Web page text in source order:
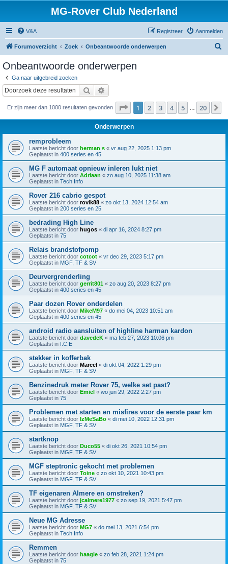
MG-Rover Club Nederland
V&A Aanmelden
Registreer
Forumoverzicht Zoek Onbeantwoorde onderwerpen
Onbeantwoorde onderwerpen
Ga naar uitgebreid zoeken
Zoek
Er zijn meer dan 1000 resultaten gevonden Pagina van 20
1 2 3 4 5 20
Onderwerpen
remprobleem
Laatste bericht door herman s « vr aug 22, 2025 1:13 pm
Geplaatst in 400 series en 45
MG F automaat opnieuw inleren lukt niet
Laatste bericht door Adriaan « zo aug 10, 2025 11:38 am
Geplaatst in Tech Info
Rover 216 cabrio gespot
Laatste bericht door rovik88 « zo okt 13, 2024 12:54 am
Geplaatst in 200 series en 25
bedrading High Line
Laatste bericht door hugos « di apr 16, 2024 8:27 pm
Geplaatst in 75
Relais brandstofpomp
Laatste bericht door cotcot « vr dec 29, 2023 5:17 pm
Geplaatst in MGF, TF & SV
Deurvergrenderling
Laatste bericht door gerrit801 « zo aug 20, 2023 8:27 pm
Geplaatst in 400 series en 45
Paar dozen Rover onderdelen
Laatste bericht door MikeM97 « do mei 04, 2023 10:51 am
Geplaatst in 400 series en 45
android radio aansluiten of highline harman kardon
Laatste bericht door davedeK « ma feb 27, 2023 10:06 pm
Geplaatst in I.C.E
stekker in kofferbak
Laatste bericht door Marcel « di okt 04, 2022 1:29 pm
Geplaatst in MGF, TF & SV
Benzinedruk meter Rover 75, welke set past?
Laatste bericht door Emiel « wo jun 29, 2022 2:27 pm
Geplaatst in 75
Problemen met starten en misfires voor de eerste paar km
Laatste bericht door IzMeSaBo « di mei 10, 2022 12:31 pm
Geplaatst in MGF, TF & SV
startknop
Laatste bericht door Duco55 « di okt 26, 2021 10:54 pm
Geplaatst in MGF, TF & SV
MGF steptronic gekocht met problemen
Laatste bericht door Toine « zo okt 10, 2021 10:43 pm
Geplaatst in MGF, TF & SV
TF eigenaren Almere en omstreken?
Laatste bericht door jcalmere1977 « zo sep 19, 2021 5:47 pm
Geplaatst in MGF, TF & SV
Neue MG Adresse
Laatste bericht door MG7 « do mei 13, 2021 6:54 pm
Geplaatst in Tech Info
Remmen
Laatste bericht door haagie « zo feb 28, 2021 1:24 pm
Geplaatst in 75